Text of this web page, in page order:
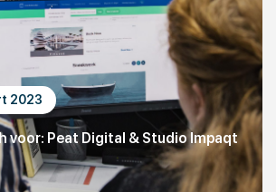
2023
voor: Peat Digital & Studio Impaqt